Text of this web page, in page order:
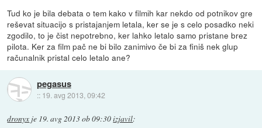
Tud ko je bila debata o tem kako v filmih kar nekdo od potnikov gre
reševat situacijo s pristajanjem letala, ker se je s celo posadko neki
zgodilo, to je čist nepotrebno, ker lahko letalo samo pristane brez
pilota. Ker za film pač ne bi bilo zanimivo če bi za finiš nek glup
računalnik pristal celo letalo ane?
pegasus
:: 19. avg 2013, 09:42
dronyx je 19. avg 2013 ob 09:30izjavil: